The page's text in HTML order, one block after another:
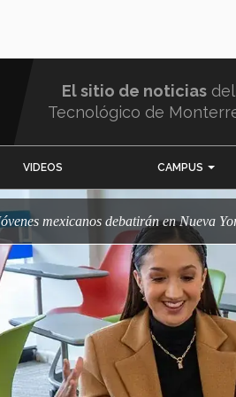
El sitio de noticias del
Tecnológico de
VIDEOS CAMPUS
Jóvenes mexicanos debatirán en Nueva